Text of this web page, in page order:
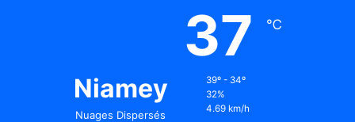
Niamey
Nuages Dispersés
37 ℃
39º - 34º
32%
4.69 km/h